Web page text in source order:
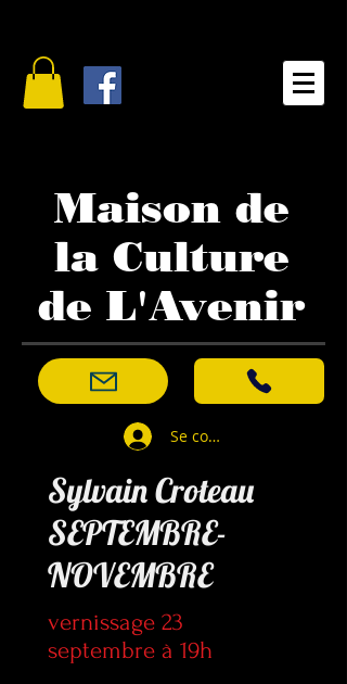
Maison de
la Culture
de L'Avenir
Se connecter
Sylvain Croteau
SEPTEMBRE-
NOVEMBRE
vernissage 23
septembre à 19h